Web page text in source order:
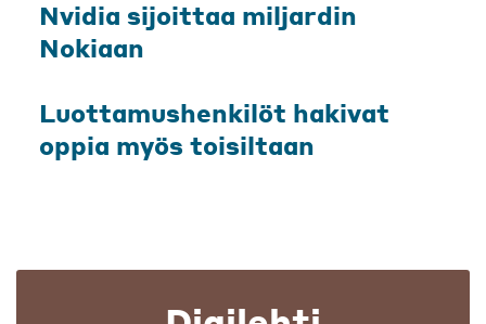
Nvidia sijoittaa miljardin
Nokiaan
Luottamushenkilöt hakivat
oppia myös toisiltaan